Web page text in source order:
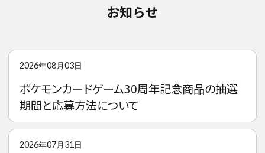
お知らせ
2026年08月03日
ポケモンカードゲーム30周年記念商品の抽選
期間と応募方法について
2026年07月31日